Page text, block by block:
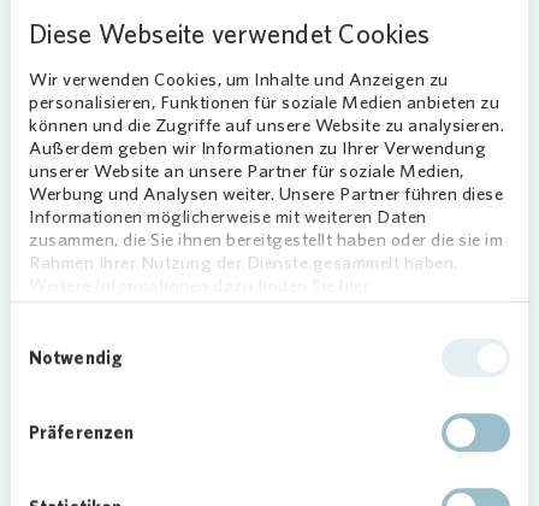
Diese Webseite verwendet Cookies
Wir verwenden Cookies, um Inhalte und Anzeigen zu
personalisieren, Funktionen für soziale Medien anbieten zu
können und die Zugriffe auf unsere Website zu analysieren.
Außerdem geben wir Informationen zu Ihrer Verwendung
unserer Website an unsere Partner für soziale Medien,
Werbung und Analysen weiter. Unsere Partner führen diese
Informationen möglicherweise mit weiteren Daten
zusammen, die Sie ihnen bereitgestellt haben oder die sie im
Rahmen Ihrer Nutzung der Dienste gesammelt haben.
Notwendig
Präferenzen
waren zum Stichtag 30. Juni 2020 in der Stadt
Wohnung. Darunter fallen nicht nur Obdachlose,
sondern auch Menschen, die vorrübergehend bei
Bekannten oder in sozialen Einrichtungen leben.
Zusammen mit der Landesinitiative schafft
Vonoviajetzt eine bessere Wohnversorgung und
Vermittlung für Hilfsbedürftige.
Düsseldorf
Wohnungsvermittlung ist Guiseppe Pinot (Name